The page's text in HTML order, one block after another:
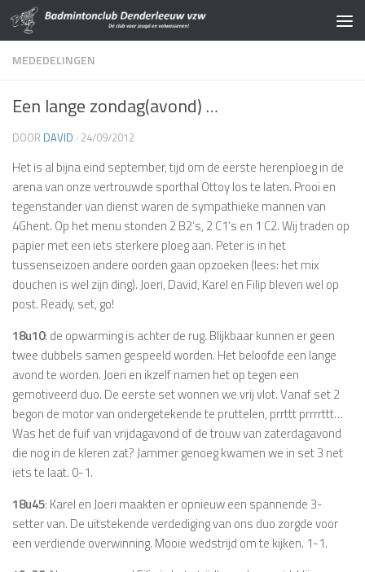
Doorgaan naar inhoud
MEDEDELINGEN
Een lange zondag(avond) …
DOOR DAVID · 24/09/2012
Het is al bijna eind september, tijd om de eerste herenploeg in de
arena van onze vertrouwde sporthal Ottoy los te laten. Prooi en
tegenstander van dienst waren de sympathieke mannen van
4Ghent. Op het menu stonden 2 B2’s, 2 C1’s en 1 C2. Wij traden op
papier met een iets sterkere ploeg aan. Peter is in het
tussenseizoen andere oorden gaan opzoeken (lees: het mix
douchen is wel zijn ding). Joeri, David, Karel en Filip bleven wel op
post. Ready, set, go!
18u10: de opwarming is achter de rug. Blijkbaar kunnen er geen
twee dubbels samen gespeeld worden. Het beloofde een lange
avond te worden. Joeri en ikzelf namen het op tegen een
gemotiveerd duo. De eerste set wonnen we vrij vlot. Vanaf set 2
begon de motor van ondergetekende te pruttelen, prrttt prrrrttt…
Was het de fuif van vrijdagavond of de trouw van zaterdagavond
die nog in de kleren zat? Jammer genoeg kwamen we in set 3 net
iets te laat. 0-1.
18u45: Karel en Joeri maakten er opnieuw een spannende 3-
setter van. De uitstekende verdediging van ons duo zorgde voor
een verdiende overwinning. Mooie wedstrijd om te kijken. 1-1.